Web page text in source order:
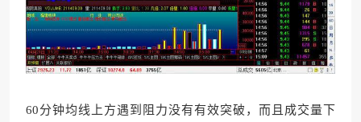
60分钟均线上方遇到阻 力没有有效突破，而且成交量下